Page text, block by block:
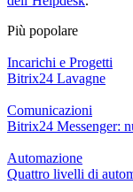
Più popolare
Incarichi e Progetti
Bitrix24 Lavagne
Comunicazioni
Bitrix24 Messenger:
Automazione
Quattro livelli di